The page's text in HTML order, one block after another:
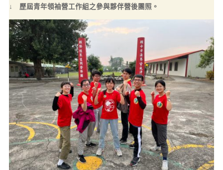
↓ 歷屆青年領袖營工作組之參與夥伴營後團照。